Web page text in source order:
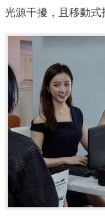
光源干擾，且移動式